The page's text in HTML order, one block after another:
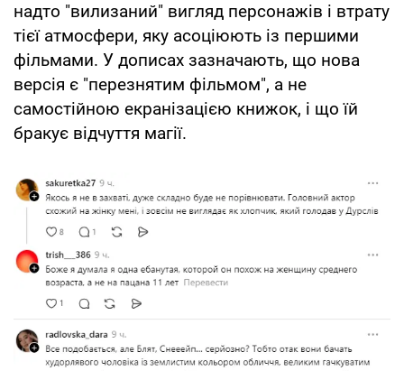
надто "вилизаний" вигляд персонажів і втрату
тієї атмосфери, яку асоціюють із першими
фільмами. У дописах зазначають, що нова
версія є "перезнятим фільмом", а не
самостійною екранізацією книжок, і що їй
бракує відчуття магії.